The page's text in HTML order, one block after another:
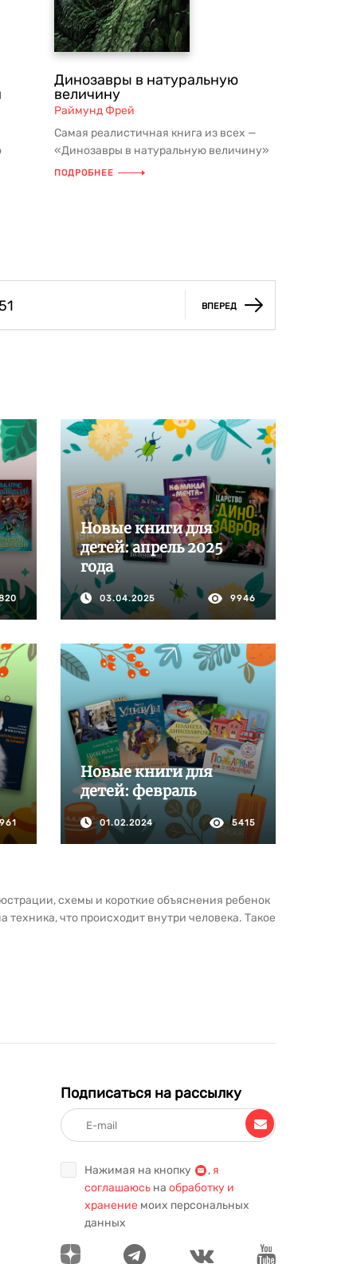
Динозавры в натуральную
величину
Раймунд Фрей
Самая реалистичная книга из всех —
«Динозавры в натуральную величину»
названа так неспроста: вы смож...
ПОДРОБНЕЕ
51 ВПЕРЕД
Новые книги для
детей: апрель 2025
года
03.04.2025 9946
Новые книги для
детей: февраль
01.02.2024 5415
схемы и короткие объяснения ребенок
что происходит внутри человека. Такое
сравнивать, уточнять и сомневаться, а
Подписаться на рассылку
Нажимая на кнопку , я
соглашаюсь на обработку и
хранение моих персональных
данных